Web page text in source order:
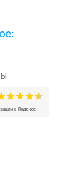
стены или
экран. Это
и
на